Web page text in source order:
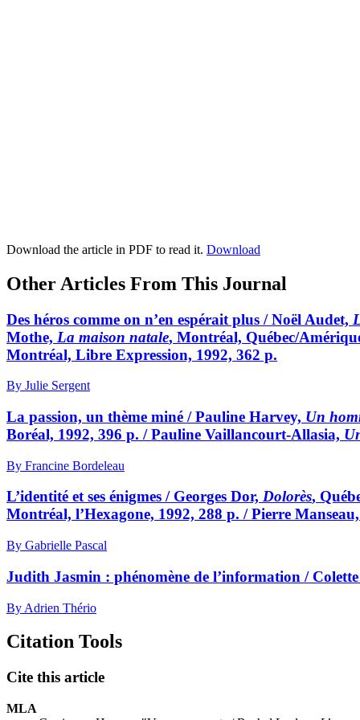
Download the article in PDF to read it. Download
Other Articles From This Journal
Des héros comme on n’en espérait plus / Noël Audet,
Mothe, La maison natale, Montréal, Québec/
Montréal, Libre Expression, 1992, 362 p.
By Julie Sergent
La passion, un thème miné / Pauline Harvey, Un
Boréal, 1992, 396 p. / Pauline Vaillancourt-Allasia,
By Francine Bordeleau
L’identité et ses énigmes / Georges Dor, Dolorès,
Montréal, l’Hexagone, 1992, 288 p. / Pierre Manseau,
By Gabrielle Pascal
Judith Jasmin : phénomène de l’information /
By Adrien Thério
Citation Tools
Cite this article
MLA